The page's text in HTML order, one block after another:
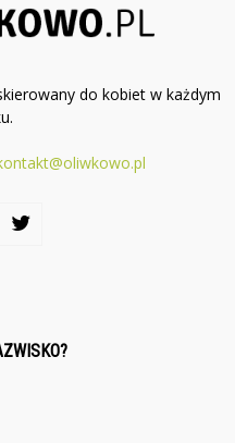
do kobiet w każdym